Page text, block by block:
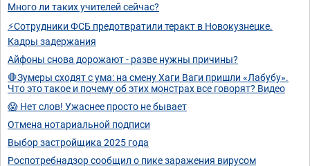
Много ли таких учителей сейчас?
⚡Сотрудники ФСБ предотвратили теракт в Новокузнецке.
Кадры задержания
Айфоны снова дорожают - разве нужны причины?
🛑Зумеры сходят с ума: на смену Хаги Ваги пришли «Лабубу».
Что это такое и почему об этих монстрах все говорят? Видео
😱 Нет слов! Ужаснее просто не бывает
Отмена нотариальной подписи
Выбор застройщика 2025 года
Роспотребнадзор сообщил о пике заражения вирусом